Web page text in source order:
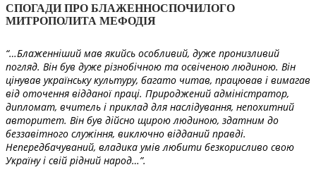
СПОГАДИ ПРО БЛАЖЕННОСПОЧИЛОГО
МИТРОПОЛИТА МЕФОДІЯ
“…Блаженніший мав якийсь особливий, дуже пронизливий
погляд. Він був дуже різнобічною та освіченою людиною. Він
цінував українську культуру, багато читав, працював і вимагав
від оточення відданої праці. Природжений адміністратор,
дипломат, вчитель і приклад для наслідування, непохитний
авторитет. Він був дійсно щирою людиною, здатним до
беззавітного служіння, виключно відданий правді.
Непередбачуваний, владика умів любити безкорисливо свою
Україну і свій рідний народ…”.